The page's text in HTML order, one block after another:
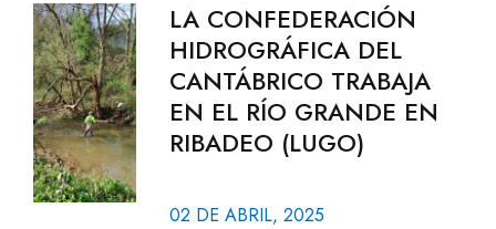
LA CONFEDERACIÓN
HIDROGRÁFICA DEL
CANTÁBRICO TRABAJA
EN EL RÍO GRANDE EN
RIBADEO (LUGO)
02 DE ABRIL, 2025